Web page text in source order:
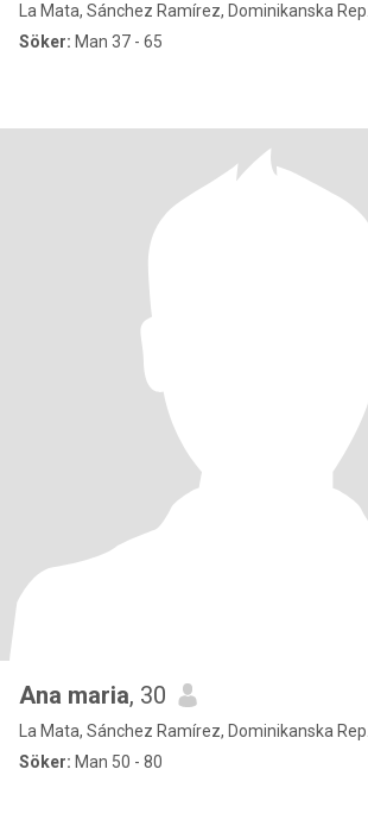
La Mata, Sánchez Ramírez, Dominikanska Rep.
Söker: Man 37 - 65
Ana maria, 30
La Mata, Sánchez Ramírez, Dominikanska Rep.
Söker: Man 50 - 80